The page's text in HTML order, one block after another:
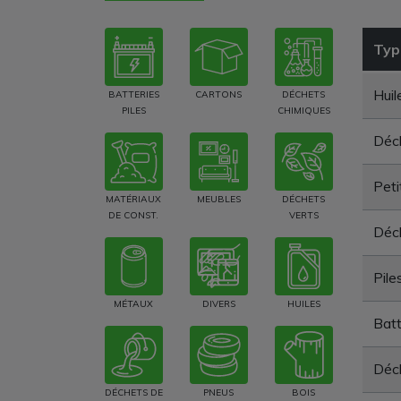
BATTERIES
PILES
CARTONS
DÉCHETS
CHIMIQUES
MATÉRIAUX
DE CONST.
MEUBLES
DÉCHETS
VERTS
MÉTAUX DIVERS HUILES
DÉCHETS DE PNEUS BOIS